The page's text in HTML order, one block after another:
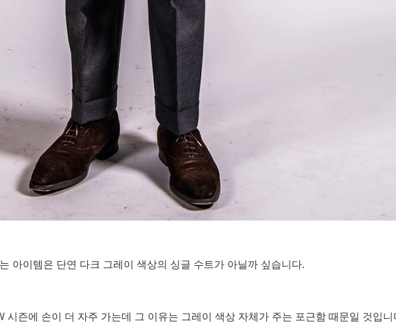
아이템은 단연 다크 그레이 색상의 싱글 수트가 아닐까 싶습니다.
시즌에 손이 더 자주 가는데 그 이유는 그레이 색상 자체가 주는 포근함 때문일 것입니